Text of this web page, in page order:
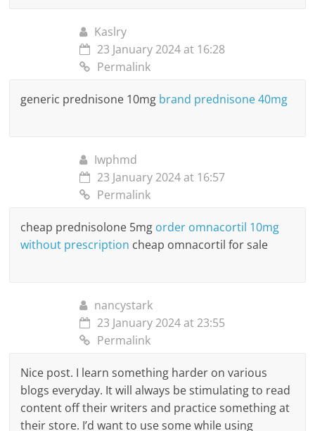
Kaslry
23 January 2024 at 16:28
Permalink
generic prednisone 10mg brand prednisone 40mg
Iwphmd
23 January 2024 at 16:57
Permalink
cheap prednisolone 5mg order omnacortil 10mg
without prescription cheap omnacortil for sale
nancystark
23 January 2024 at 23:55
Permalink
Nice post. I learn something harder on various
blogs everyday. It will always be stimulating to read
content off their writers and practice something at
their store. I’d want to use some while using